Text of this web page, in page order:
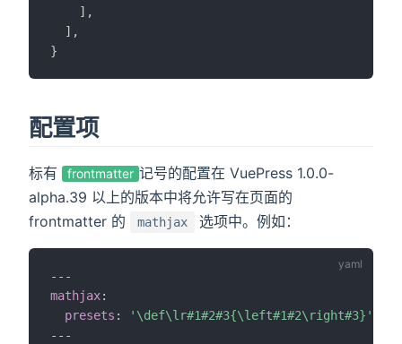
] ,
] ,
}
配置项
标有 frontmatter 记号的配置在 VuePress 1.0.0-
alpha.39 以上的版本中将允许写在页面的
frontmatter 的
mathjax 选项中。例如：
---
mathjax:
presets :
'\def\lr#1#2#3{\left#1#2\right#3}'
---